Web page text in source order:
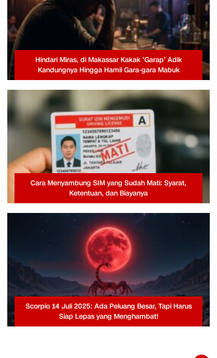
Hindari Miras, di Makassar Kakak ‘Garap’ Adik
Kandungnya Hingga Hamil Gara-gara Mabuk
Cara Menyambung SIM yang Sudah Mati: Syarat,
Ketentuan, dan Biayanya
Scorpio 14 Juli 2025: Ada Peluang Besar, Tapi Harus
Siap Lepas yang Menghambat!